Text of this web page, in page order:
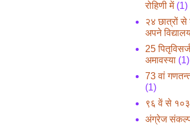
रोहिणी में (1)
२४ छात्रों
अपने
25
अमावस्या (1)
73 वां
(1)
९६ वें से
अंग्रेज